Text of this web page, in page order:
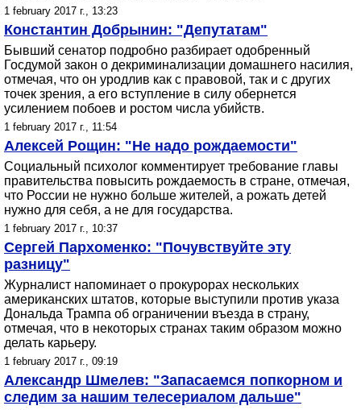
1 february 2017 г., 13:23
Константин Добрынин: "Депутатам"
Бывший сенатор подробно разбирает одобренный
Госдумой закон о декриминализации домашнего насилия,
отмечая, что он уродлив как с правовой, так и с других
точек зрения, а его вступление в силу обернется
усилением побоев и ростом числа убийств.
1 february 2017 г., 11:54
Алексей Рощин: "Не надо рождаемости"
Социальный психолог комментирует требование главы
правительства повысить рождаемость в стране, отмечая,
что России не нужно больше жителей, а рожать детей
нужно для себя, а не для государства.
1 february 2017 г., 10:37
Сергей Пархоменко: "Почувствуйте эту
разницу"
Журналист напоминает о прокурорах нескольких
американских штатов, которые выступили против указа
Дональда Трампа об ограничении въезда в страну,
отмечая, что в некоторых странах таким образом можно
делать карьеру.
1 february 2017 г., 09:19
Александр Шмелев: "Запасаемся попкорном и
следим за нашим телесериалом дальше"